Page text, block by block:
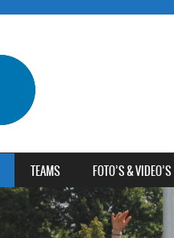
TEAMS FOTO’S & VIDEO’S